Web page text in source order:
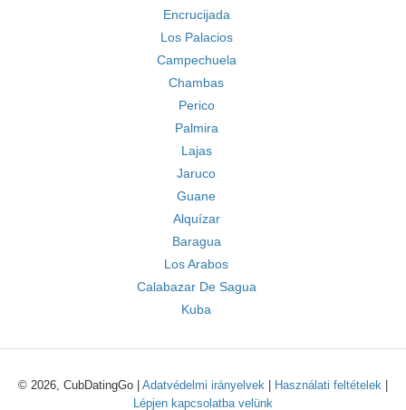
Encrucijada
Los Palacios
Campechuela
Chambas
Perico
Palmira
Lajas
Jaruco
Guane
Alquízar
Baragua
Los Arabos
Calabazar De Sagua
Kuba
© 2026, CubDatingGo | Adatvédelmi irányelvek Használati feltételek
Lépjen kapcsolatba velünk